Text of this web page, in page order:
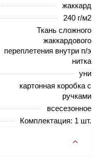
жаккард
240 г/м2
Ткань сложного
жаккардового
переплетения внутри п/э
нитка
уни
картонная коробка с
ручками
всесезонное
Комплектация: 1 шт.